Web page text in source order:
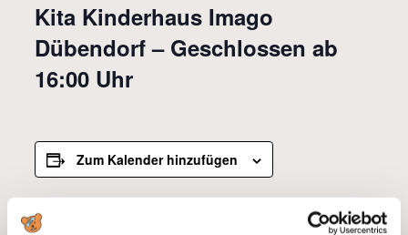
Kita Kinderhaus Imago
Dübendorf – Geschlossen ab
16:00 Uhr
Zum Kalender hinzufügen